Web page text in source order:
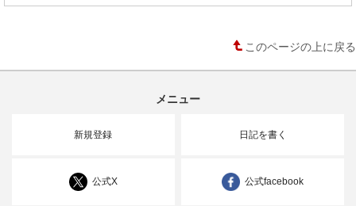
このページの上に戻る
メニュー
新規登録 日記を書く
公式X 公式facebook